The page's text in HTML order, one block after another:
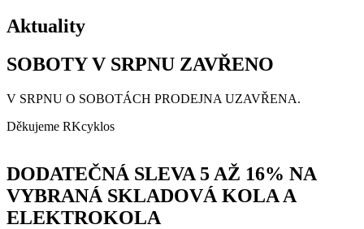
Aktuality
SOBOTY V SRPNU ZAVŘENO
V SRPNU O SOBOTÁCH PRODEJNA UZAVŘENA.
Děkujeme RKcyklos
DODATEČNÁ SLEVA 5 AŽ 16% NA
VYBRANÁ SKLADOVÁ KOLA A
ELEKTROKOLA